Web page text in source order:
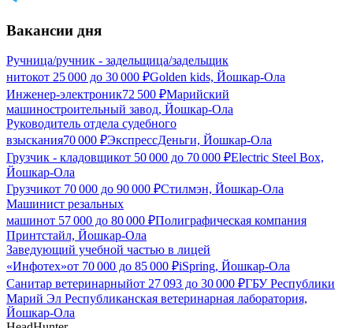
Вакансии дня
Ручница/ручник - задельщица/задельщик
нитокот 25 000 до 30 000 ₽Golden kids, Йошкар-Ола
Инженер-электроник72 500 ₽Марийский
машиностроительный завод, Йошкар-Ола
Руководитель отдела судебного
взыскания70 000 ₽ЭкспрессДеньги, Йошкар-Ола
Грузчик - кладовщикот 50 000 до 70 000 ₽Electric Steel Box,
Йошкар-Ола
Грузчикот 70 000 до 90 000 ₽Стилмэн, Йошкар-Ола
Машинист резальных
машинот 57 000 до 80 000 ₽Полиграфическая компания
Принтстайл, Йошкар-Ола
Заведующий учебной частью в лицей
«Инфотех»от 70 000 до 85 000 ₽iSpring, Йошкар-Ола
Санитар ветеринарныйот 27 093 до 30 000 ₽ГБУ Республики
Марий Эл Республиканская ветеринарная лаборатория,
Йошкар-Ола